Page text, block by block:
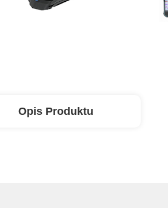
Opis Produktu